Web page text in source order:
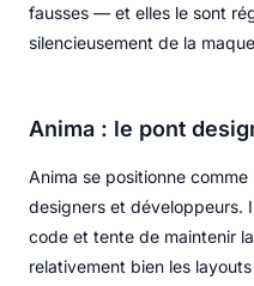
fausses — et elles le sont
silencieusement de la
Anima : le pont
Anima se positionne
designers et développeurs.
code et tente de maintenir
relativement bien les